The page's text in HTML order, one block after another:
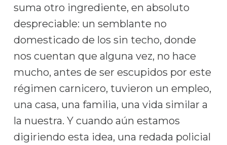
suma otro ingrediente, en absoluto
despreciable: un semblante no
domesticado de los sin techo, donde
nos cuentan que alguna vez, no hace
mucho, antes de ser escupidos por este
régimen carnicero, tuvieron un empleo,
una casa, una familia, una vida similar a
la nuestra. Y cuando aún estamos
digiriendo esta idea, una redada policial